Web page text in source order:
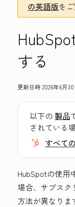
の英語版を
する
更新日時2026年6月30
以下の 製品
されている
すべて
HubSpotの使用
場合、サブスク
方法が異なりま